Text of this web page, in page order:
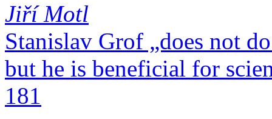
Jiří Motl
Stanislav Grof „does not
but he is beneficial for
181